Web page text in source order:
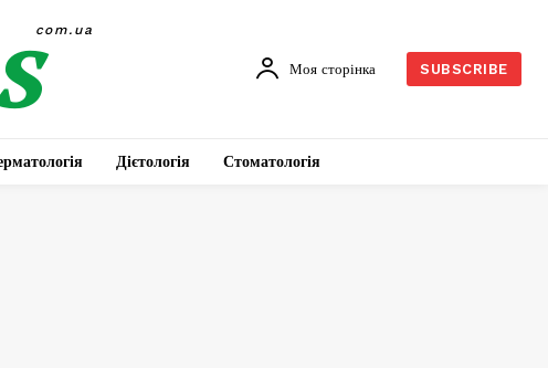
com.ua
Моя сторінка SUBSCRIBE
Дієтологія Стоматологія